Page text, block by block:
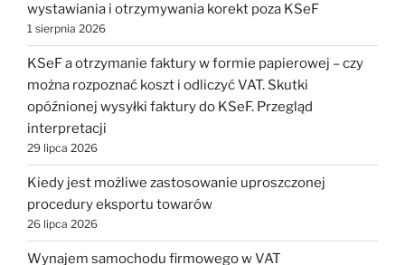
wystawiania i otrzymywania korekt poza KSeF
1 sierpnia 2026
KSeF a otrzymanie faktury w formie papierowej – czy
można rozpoznać koszt i odliczyć VAT. Skutki
opóźnionej wysyłki faktury do KSeF. Przegląd
interpretacji
29 lipca 2026
Kiedy jest możliwe zastosowanie uproszczonej
procedury eksportu towarów
26 lipca 2026
Wynajem samochodu firmowego w VAT